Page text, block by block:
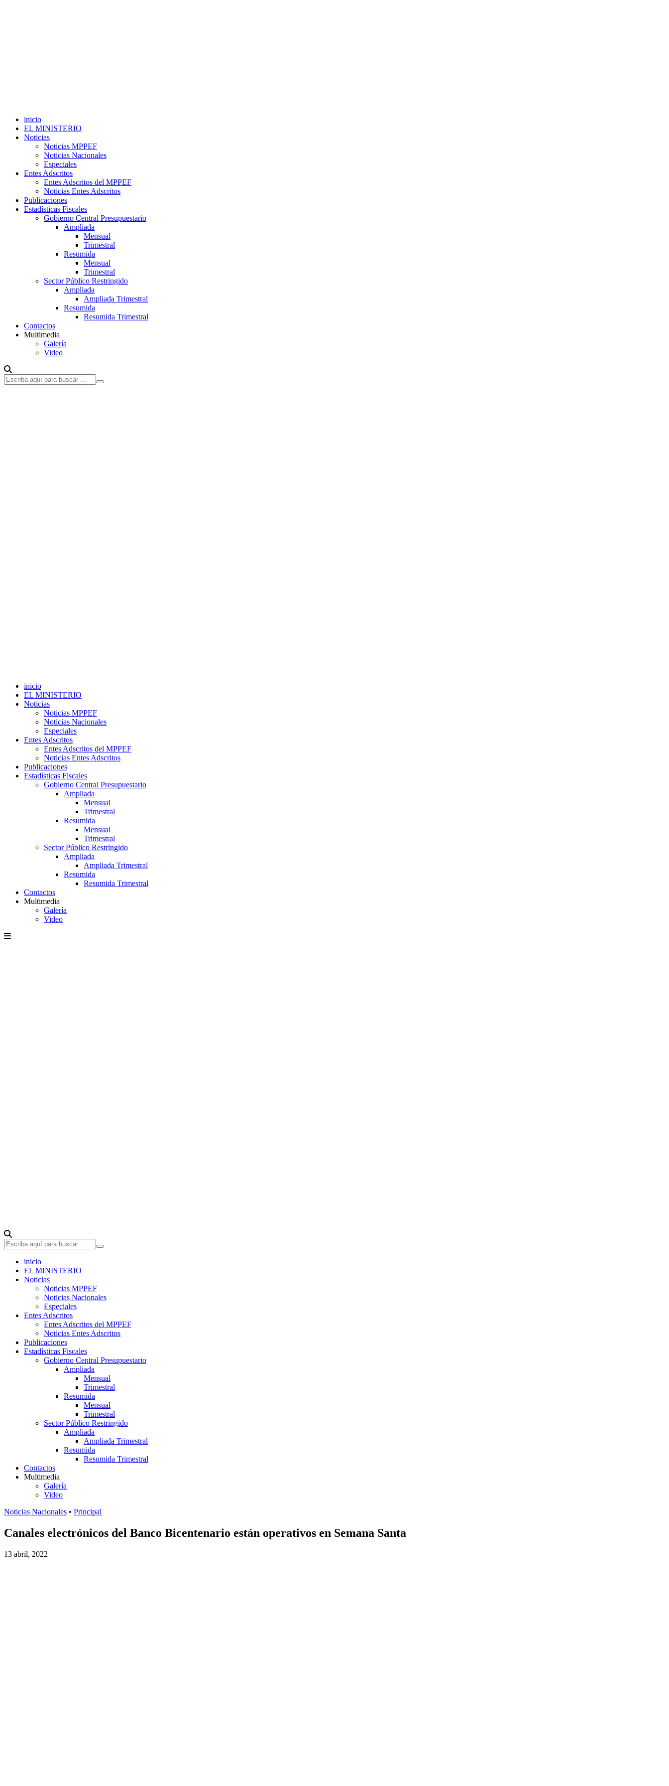
inicio
EL MINISTERIO
Noticias
Noticias MPPEF
Noticias Nacionales
Especiales
Entes Adscritos
Entes Adscritos del MPPEF
Noticias Entes Adscritos
Publicaciones
Estadísticas Fiscales
Gobierno Central Presupuestario
Ampliada
Mensual
Trimestral
Resumida
Mensual
Trimestral
Sector Público Restringido
Ampliada
Ampliada Trimestral
Resumida
Resumida Trimestral
Contactos
Multimedia
Galería
Video
inicio
EL MINISTERIO
Noticias
Noticias MPPEF
Noticias Nacionales
Especiales
Entes Adscritos
Entes Adscritos del MPPEF
Noticias Entes Adscritos
Publicaciones
Estadísticas Fiscales
Gobierno Central Presupuestario
Ampliada
Mensual
Trimestral
Resumida
Mensual
Trimestral
Sector Público Restringido
Ampliada
Ampliada Trimestral
Resumida
Resumida Trimestral
Contactos
Multimedia
Galería
Video
inicio
EL MINISTERIO
Noticias
Noticias MPPEF
Noticias Nacionales
Especiales
Entes Adscritos
Entes Adscritos del MPPEF
Noticias Entes Adscritos
Publicaciones
Estadísticas Fiscales
Gobierno Central Presupuestario
Ampliada
Mensual
Trimestral
Resumida
Mensual
Trimestral
Sector Público Restringido
Ampliada
Ampliada Trimestral
Resumida
Resumida Trimestral
Contactos
Multimedia
Galería
Video
Noticias Nacionales • Principal
Canales electrónicos del Banco Bicentenario están operativos en Semana Santa
13 abril, 2022